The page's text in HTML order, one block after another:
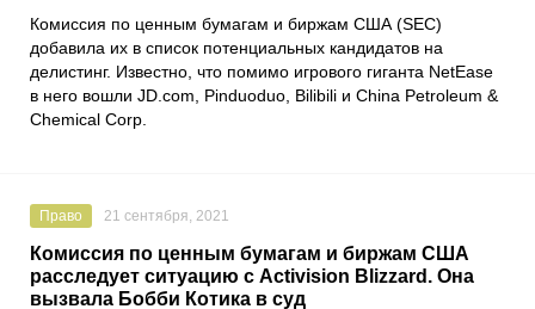
Комиссия по ценным бумагам и биржам США (SEC)
добавила их в список потенциальных кандидатов на
делистинг. Известно, что помимо игрового гиганта NetEase
в него вошли JD.com, Pinduoduo, Bilibili и China Petroleum &
Chemical Corp.
Право 21 сентября, 2021
Комиссия по ценным бумагам и биржам США
расследует ситуацию с Activision Blizzard. Она
вызвала Бобби Котика в суд